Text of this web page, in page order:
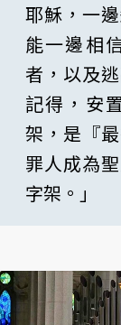
耶穌，一
能一邊相
者，以及
記得，安
架，是『
罪人成為
字架。」